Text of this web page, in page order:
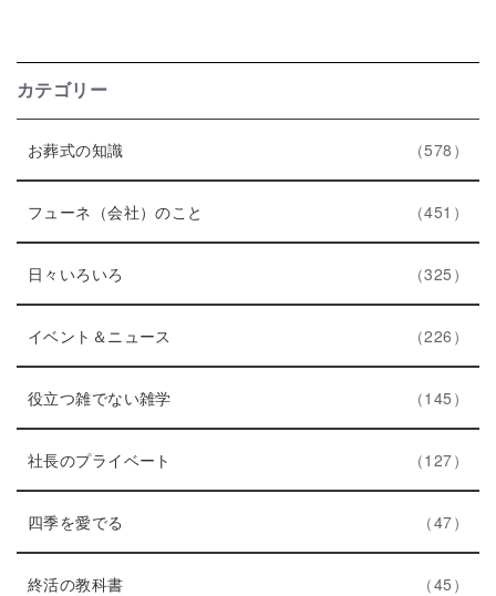
カテゴリー
お葬式の知識
ン
ト
リ
数
578
フューネ（会社）のこと
ン
リ
数
451
日々いろいろ
ン
ト
リ
ー
数
325
イベント＆ニュース
ン
ト
リ
数
226
役立つ雑でない雑学エ
ン
リ
数
145
件
社長のプライベート
ン
リ
127
四季を愛でる
ン
ト
47
終活の教科書エ
45
件